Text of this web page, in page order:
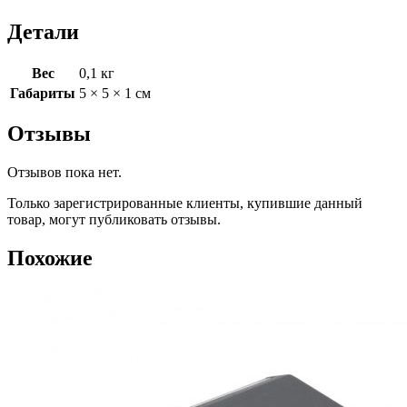
Детали
Вес
0,1 кг
Габариты 5 × 5 × 1 см
Отзывы
Отзывов пока нет.
Только зарегистрированные клиенты, купившие данный
товар, могут публиковать отзывы.
Похожие